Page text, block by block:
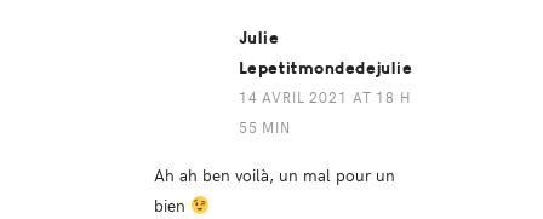
Julie
Lepetitmondedejulie
14 AVRIL 2021 AT 18 H
55 MIN
Ah ah ben voilà, un mal pour un
bien